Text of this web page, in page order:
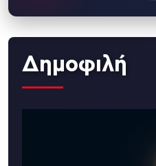
Δημοφιλή